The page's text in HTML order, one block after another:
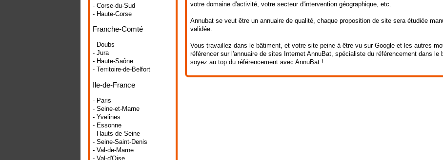
- Corse-du-Sud
- Haute-Corse
Franche-Comté
- Doubs
- Jura
- Haute-Saône
- Territoire-de-Belfort
Ile-de-France
- Paris
- Seine-et-Marne
- Yvelines
- Essonne
- Hauts-de-Seine
- Seine-Saint-Denis
- Val-de-Marne
- Val-d'Oise
votre domaine d'activité, votre secteur d'intervention géographique, etc.
Annubat se veut être un annuaire de qualité, chaque proposition de site sera étudiée
validée.
Vous travaillez dans le bâtiment, et votre site peine à être vu sur Google et les autres
référencer sur l'annuaire de sites Internet AnnuBat, spécialiste du référencement dans
soyez au top du référencement avec AnnuBat !